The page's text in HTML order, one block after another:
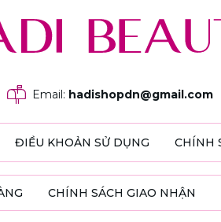
Email: hadishopdn@gmail.com
ĐIỀU KHOẢN SỬ DỤNG CHÍNH
CHÍNH SÁCH GIAO NHẬN